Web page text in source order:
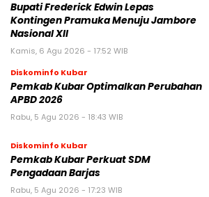
Bupati Frederick Edwin Lepas
Kontingen Pramuka Menuju Jambore
Nasional XII
Kamis, 6 Agu 2026 - 17:52 WIB
Diskominfo Kubar
Pemkab Kubar Optimalkan Perubahan
APBD 2026
Rabu, 5 Agu 2026 - 18:43 WIB
Diskominfo Kubar
Pemkab Kubar Perkuat SDM
Pengadaan Barjas
Rabu, 5 Agu 2026 - 17:23 WIB